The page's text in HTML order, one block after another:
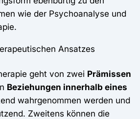
wie der Psychoanalyse und
Ansatzes
geht von zwei Prämissen
Beziehungen innerhalb eines
wahrgenommen werden und
Zweitens können die